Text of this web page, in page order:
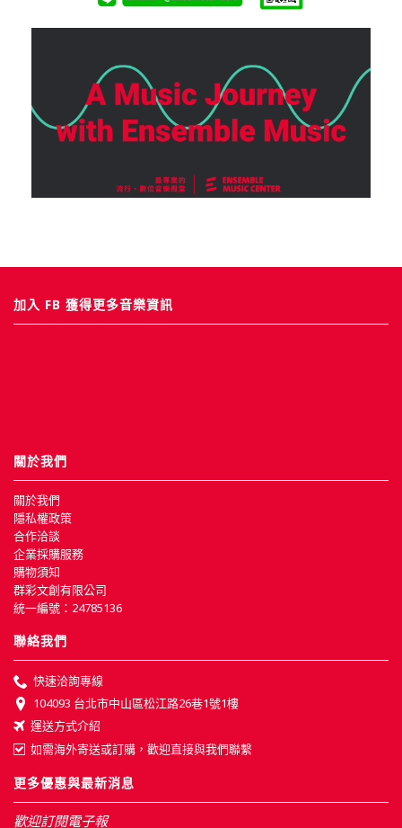
加入 FB 獲得更多音樂資訊
關於我們
關於我們
隱私權政策
合作洽談
企業採購服務
購物須知
群彩文創有限公司
統一編號：24785136
聯絡我們
快速洽詢專線
104093 台北市中山區松江路26巷1號1樓
運送方式介紹
如需海外寄送或訂購，歡迎直接與我們聯繫
更多優惠與最新消息
歡迎訂閱電子報